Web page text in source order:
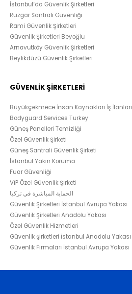
İstanbul’da Güvenlik Şirketleri
Rüzgar Santrali Güvenliği
Rami Güvenlik Şirketleri
Güvenlik Şirketleri Beyoğlu
Arnavutköy Güvenlik Şirketleri
Beylikdüzü Güvenlik Şirketleri
GÜVENLİK ŞİRKETLERİ
Büyükçekmece İnsan Kaynakları İş İlanları
Bodyguard Services Turkey
Güneş Panelleri Temizliği
Özel Güvenlik Şirketi
Güneş Santrali Güvenlik Şirketi
İstanbul Yakın Koruma
Fuar Güvenliği
VİP Özel Güvenlik Şirketi
الحماية المباشرة في تركيا
Güvenlik Şirketleri İstanbul Avrupa Yakası
Güvenlik Şirketleri Anadolu Yakası
Özel Güvenlik Hizmetleri
Güvenlik şirketleri İstanbul Anadolu Yakası
Güvenlik Firmaları İstanbul Avrupa Yakası